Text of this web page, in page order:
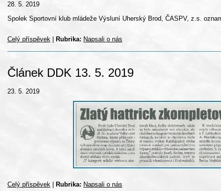
28. 5. 2019
Spolek Sportovní klub mládeže Výsluní Uherský Brod, ČASPV, z.s.
Celý příspěvek Rubrika: Napsali o nás
Článek DDK 13. 5. 2019
23. 5. 2019
Celý příspěvek Rubrika: Napsali o nás